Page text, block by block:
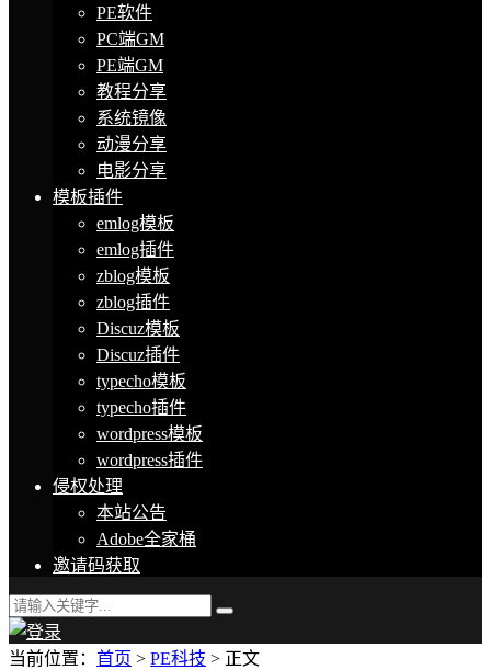
PE软件
PC端GM
PE端GM
教程分享
系统镜像
动漫分享
电影分享
模板插件
emlog模板
emlog插件
zblog模板
zblog插件
Discuz模板
Discuz插件
typecho模板
typecho插件
wordpress模板
wordpress插件
侵权处理
本站公告
Adobe全家桶
邀请码获取
当前位置： 首页 > PE科技 > 正文